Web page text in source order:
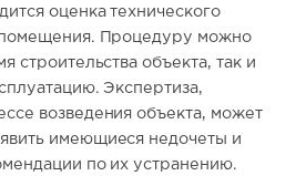
оценка технического
помещения. Процедуру можно
строительства объекта, так и
Экспертиза,
возведения объекта, может
имеющиеся недочеты и
по их устранению.